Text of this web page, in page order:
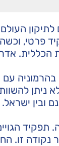
פרטי,
ובין
זו.